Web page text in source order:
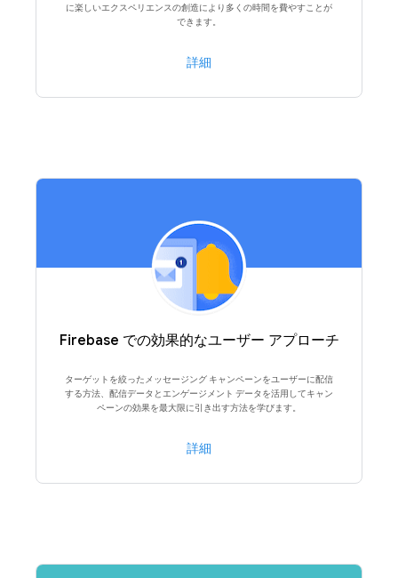
に楽しいエクスペリエンスの創造により多くの時間を費やすことが
できます。
詳細
Firebase での効果的なユーザー アプローチ
ターゲットを絞ったメッセージング キャンペーンをユーザーに配信
する方法、配信データとエンゲージメント データを活用してキャン
ペーンの効果を最大限に引き出す方法を学びます。
詳細